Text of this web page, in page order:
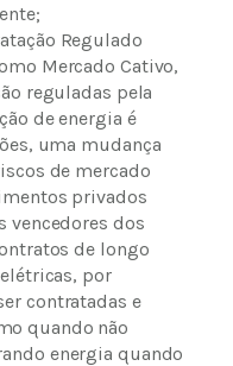
Regulado
Mercado Cativo,
reguladas pela
de energia é
uma mudança
de mercado
privados
vencedores dos
de longo
por
contratadas e
quando não
energia quando